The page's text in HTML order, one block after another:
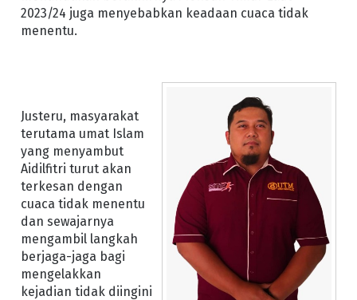
2023/24 juga menyebabkan keadaan cuaca tidak
menentu.
Justeru, masyarakat
terutama umat Islam
yang menyambut
Aidilfitri turut akan
terkesan dengan
cuaca tidak menentu
dan sewajarnya
mengambil langkah
berjaga-jaga bagi
mengelakkan
kejadian tidak diingini